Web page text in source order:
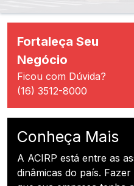
Fortaleça Seu
Negócio
Ficou com Dúvida?
(16) 3512-8000
Conheça Mais
A ACIRP está entre as
dinâmicas do país.